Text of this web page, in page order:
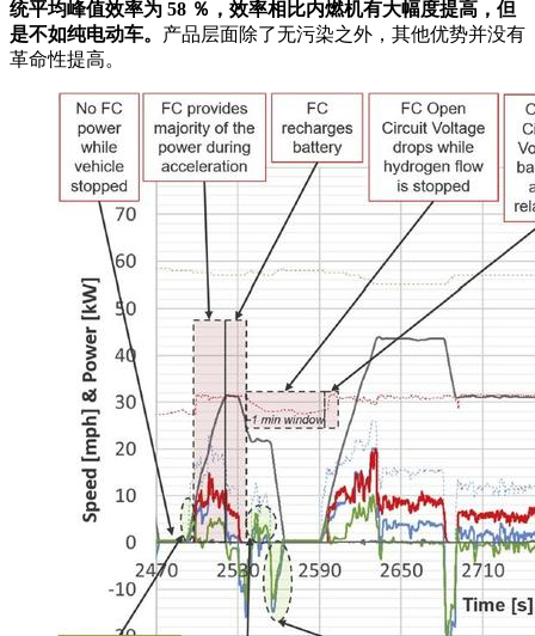
统平均峰值效率为 58 ％，效率相比内燃机有大幅度提高，但
是不如纯电动车。 产品层面除了无污染之外，其他优势并没有
革命性提高。